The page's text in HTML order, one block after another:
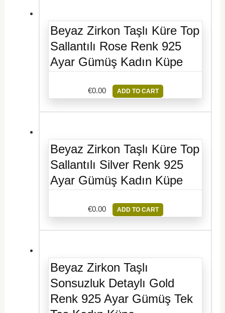
Beyaz Zirkon Taşlı Küre Top
Sallantılı Rose Renk 925
Ayar Gümüş Kadın Küpe
€0.00 ADD TO CART
Beyaz Zirkon Taşlı Küre Top
Sallantılı Silver Renk 925
Ayar Gümüş Kadın Küpe
€0.00 ADD TO CART
Beyaz Zirkon Taşlı
Sonsuzluk Detaylı Gold
Renk 925 Ayar Gümüş Tek